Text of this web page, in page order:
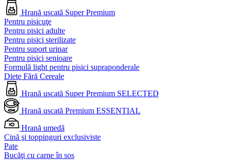
Hrană uscată Super Premium
Pentru pisicuţe
Pentru pisici adulte
Pentru pisici sterilizate
Pentru suport urinar
Pentru pisici senioare
Formulă light pentru pisici supraponderale
Diete Fără Cereale
Hrană uscată Super Premium SELECTED
Hrană uscată Premium ESSENTIAL
Hrană umedă
Cină şi toppinguri exclusiviste
Pate
Bucăţi cu carne în sos